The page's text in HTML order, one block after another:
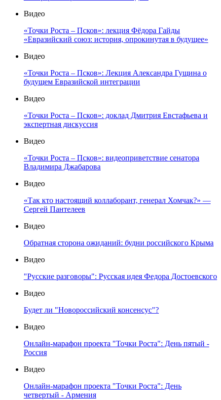
Видео
«Точки Роста – Псков»: лекция Фёдора Гайды
«Евразийский союз: история, опрокинутая в будущее»
Видео
«Точки Роста – Псков»: Лекция Александра Гущина о
будущем Евразийской интеграции
Видео
«Точки Роста – Псков»: доклад Дмитрия Евстафьева и
экспертная дискуссия
Видео
«Точки Роста – Псков»: видеоприветствие сенатора
Владимира Джабарова
Видео
«Так кто настоящий коллаборант, генерал Хомчак?» —
Сергей Пантелеев
Видео
Обратная сторона ожиданий: будни российского Крыма
Видео
"Русские разговоры": Русская идея Федора Достоевского
Видео
Будет ли "Новороссийский консенсус"?
Видео
Онлайн-марафон проекта "Точки Роста": День пятый -
Россия
Видео
Онлайн-марафон проекта "Точки Роста": День
четвертый - Армения